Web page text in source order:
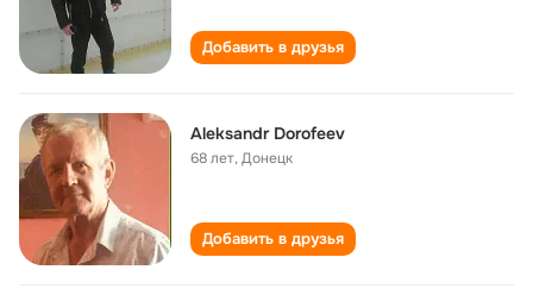
Добавить в друзья
Aleksandr Dorofeev
68 лет,Донецк
Добавить в друзья